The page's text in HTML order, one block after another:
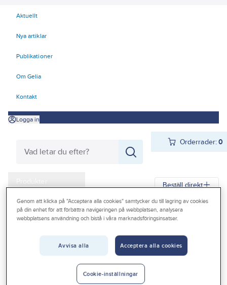
Aktuellt
Nya artiklar
Publikationer
Om Gelia
Kontakt
Logga in
Orderrader:0
Produkter
Kampanjer
Outlet
Beställ direkt
Gelia Produkter Gelia El
Installationsmateriel
Doslock för
apparatdosa,
Genom att klicka på "Acceptera alla cookies" samtycker du till lagring av cookies
på din enhet för att förbättra navigeringen på webbplatsen, analysera
webbplatsens användning och bistå i våra marknadsföringsinsatser.
Avvisa alla Acceptera alla cookies
Cookie-inställningar